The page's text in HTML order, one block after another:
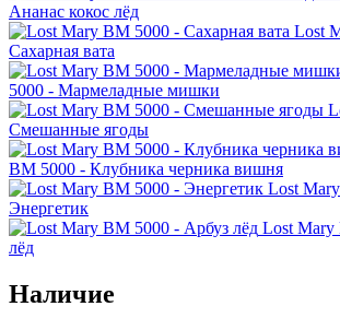
Ананас кокос лёд
Lost
Сахарная вата
5000 - Мармеладные мишки
Смешанные ягоды
BM 5000 - Клубника черника вишня
Lost
Энергетик
Lost Mary
лёд
Наличие